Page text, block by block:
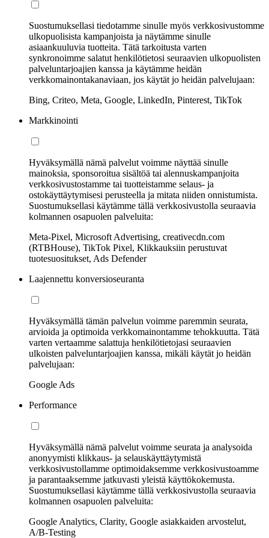
Suostumuksellasi tiedotamme sinulle myös verkkosivustomme
ulkopuolisista kampanjoista ja näytämme sinulle
asiaankuuluvia tuotteita. Tätä tarkoitusta varten
synkronoimme salatut henkilötietosi seuraavien ulkopuolisten
palveluntarjoajien kanssa ja käytämme heidän
verkkomainontakanaviaan, jos käytät jo heidän palvelujaan:
Bing, Criteo, Meta, Google, LinkedIn, Pinterest, TikTok
Markkinointi
Hyväksymällä nämä palvelut voimme näyttää sinulle
mainoksia, sponsoroitua sisältöä tai alennuskampanjoita
verkkosivustostamme tai tuotteistamme selaus- ja
ostokäyttäytymisesi perusteella ja mitata niiden onnistumista.
Suostumuksellasi käytämme tällä verkkosivustolla seuraavia
kolmannen osapuolen palveluita:
Meta-Pixel, Microsoft Advertising, creativecdn.com
(RTBHouse), TikTok Pixel, Klikkauksiin perustuvat
tuotesuositukset, Ads Defender
Laajennettu konversioseuranta
Hyväksymällä tämän palvelun voimme paremmin seurata,
arvioida ja optimoida verkkomainontamme tehokkuutta. Tätä
varten vertaamme salattuja henkilötietojasi seuraavien
ulkoisten palveluntarjoajien kanssa, mikäli käytät jo heidän
palvelujaan:
Google Ads
Performance
Hyväksymällä nämä palvelut voimme seurata ja analysoida
anonyymisti klikkaus- ja selauskäyttäytymistä
verkkosivustollamme optimoidaksemme verkkosivustoamme
ja parantaaksemme jatkuvasti yleistä käyttökokemusta.
Suostumuksellasi käytämme tällä verkkosivustolla seuraavia
kolmannen osapuolen palveluita:
Google Analytics, Clarity, Google asiakkaiden arvostelut,
A/B-Testing